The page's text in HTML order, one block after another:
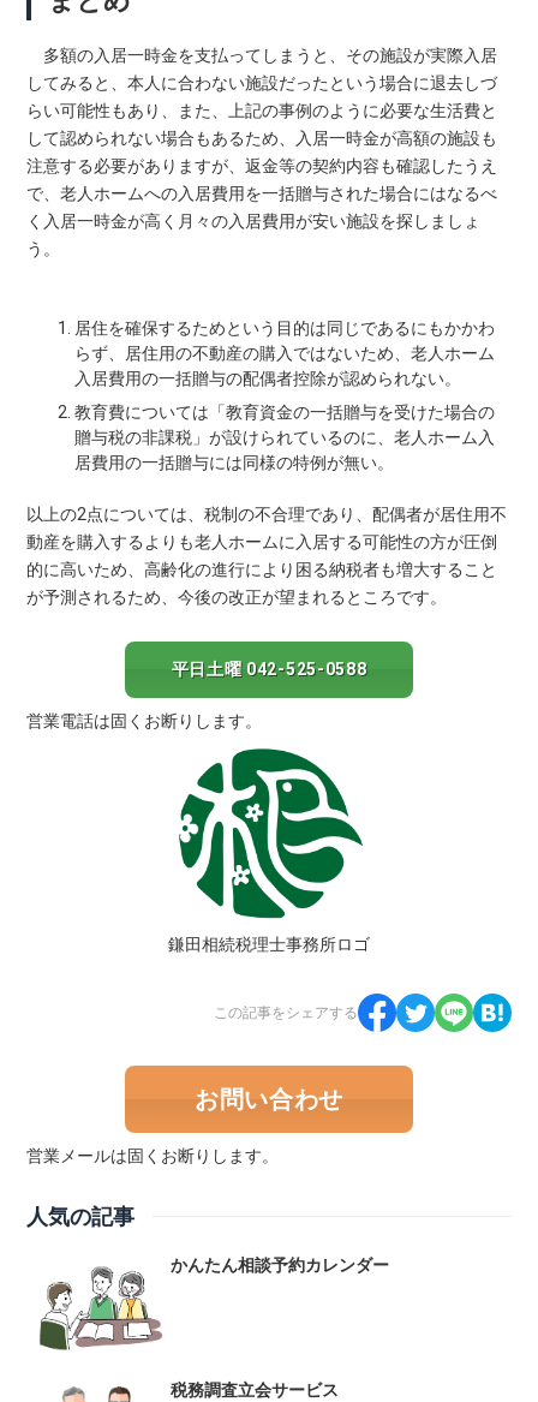
多額の入居一時金を支払ってしまうと、その施設が実際入居
してみると、本人に合わない施設だったという場合に退去しづ
らい可能性もあり、また、上記の事例のように必要な生活費と
して認められない場合もあるため、入居一時金が高額の施設も
注意する必要がありますが、返金等の契約内容も確認したうえ
で、老人ホームへの入居費用を一括贈与された場合にはなるべ
く入居一時金が高く月々の入居費用が安い施設を探しましょ
う。
居住を確保するためという目的は同じであるにもかかわ
らず、居住用の不動産の購入ではないため、老人ホーム
入居費用の一括贈与の配偶者控除が認められない。
教育費については「教育資金の一括贈与を受けた場合の
贈与税の非課税」が設けられているのに、老人ホーム入
居費用の一括贈与には同様の特例が無い。
以上の2点については、税制の不合理であり、配偶者が居住用不
動産を購入するよりも老人ホームに入居する可能性の方が圧倒
的に高いため、高齢化の進行により困る納税者も増大すること
が予測されるため、今後の改正が望まれるところです。
平日土曜 042-525-0588
営業電話は固くお断りします。
鎌田相続税理士事務所ロゴ
この記事をシェアする
お問い合わせ
営業メールは固くお断りします。
人気の記事
かんたん相談予約カレンダー
税務調査立会サービス